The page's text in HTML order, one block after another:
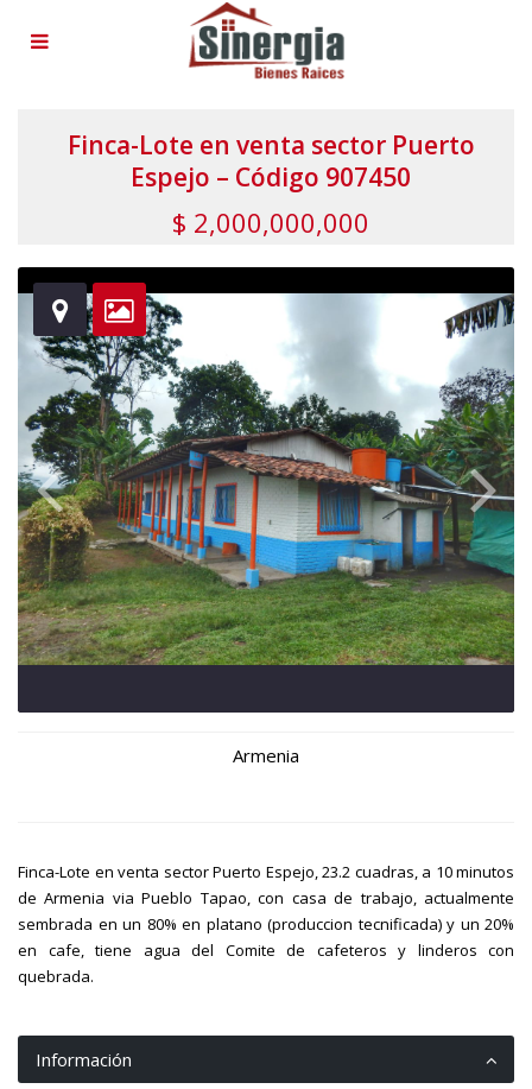
Finca-Lote en venta sector Puerto
Espejo – Código 907450
$ 2,000,000,000
herehereherehereherehereherehereherehereherehere
Armenia
Finca-Lote en venta sector Puerto Espejo, 23.2 cuadras, a 10 minutos
de Armenia via Pueblo Tapao, con casa de trabajo, actualmente
sembrada en un 80% en platano (produccion tecnificada) y un 20%
en cafe, tiene agua del Comite de cafeteros y linderos con
quebrada.
Información